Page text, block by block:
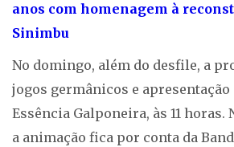
anos com homenagem à
Sinimbu
No domingo, além do desfile, a
jogos germânicos e apresentação
Essência Galponeira, às 11 horas.
a animação fica por conta da